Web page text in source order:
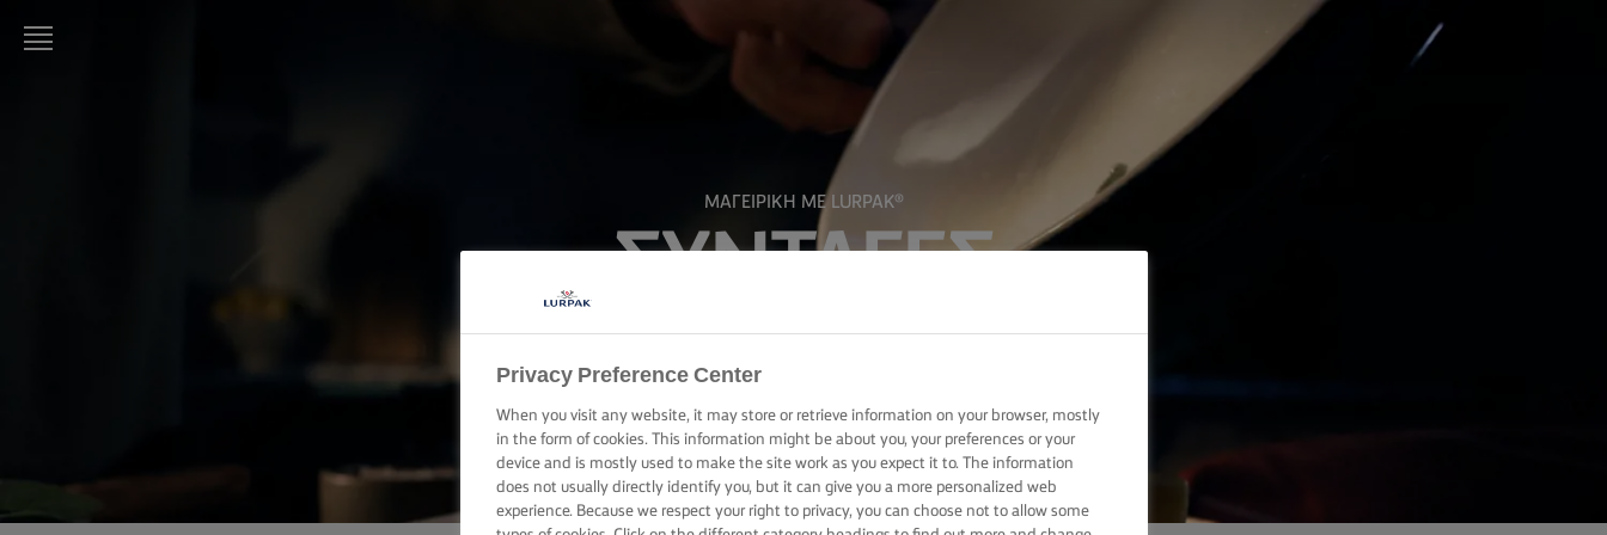
ΕΠΑΛΕΙΨΗ -
ΜΑΓΕΙΡΙΚΗ ΜΕ LURPAK®
ΣΥΝΤΑΓΕΣ
Privacy Preference Center
When you visit any website, it may store or retrieve information on your browser, mostly
in the form of cookies. This information might be about you, your preferences or your
device and is mostly used to make the site work as you expect it to. The information
does not usually directly identify you, but it can give you a more personalized web
experience. Because we respect your right to privacy, you can choose not to allow some